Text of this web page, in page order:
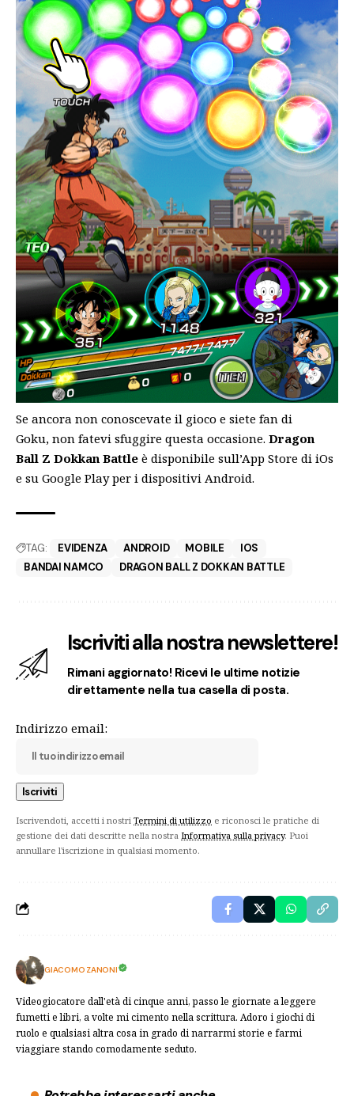
Se ancora non conoscevate il gioco e siete fan di
Goku, non fatevi sfuggire questa occasione. Dragon
Ball Z Dokkan Battle è disponibile sull’App Store di iOs
e su Google Play per i dispositivi Android.
TAG: EVIDENZA ANDROID MOBILE
IOS
BANDAI NAMCO
DRAGON BALL Z DOKKAN BATTLE
Iscriviti alla nostra newslettere!
Rimani aggiornato! Ricevi le ultime notizie
direttamente nella tua casella di posta.
Indirizzo email:
Iscrivendoti, accetti i nostri Termini di utilizzo e riconosci le pratiche di
gestione dei dati descritte nella nostra Informativa sulla privacy. Puoi
annullare l'iscrizione in qualsiasi momento.
GIACOMO ZANONI
Videogiocatore dall'età di cinque anni, passo le giornate a leggere
fumetti e libri, a volte mi cimento nella scrittura. Adoro i giochi di
ruolo e qualsiasi altra cosa in grado di narrarmi storie e farmi
viaggiare stando comodamente seduto.